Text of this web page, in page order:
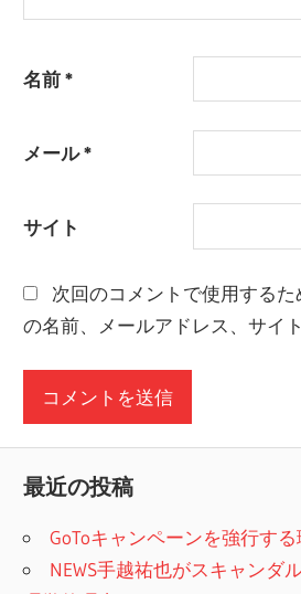
名前*
メール*
サイト
次回のコメントで使用する
の名前、メールアドレス、サイ
最近の投稿
GoToキャンペーンを強行する
NEWS手越祐也がスキャンダ